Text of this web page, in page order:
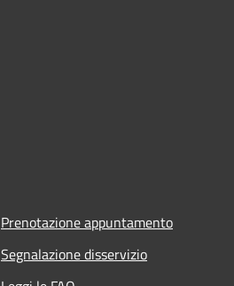
Prenotazione appuntamento
Segnalazione disservizio